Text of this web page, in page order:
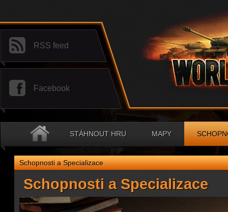
RSS feed
Facebook
STÁHNOUT HRU MAPY
Schopnosti a Specializace
Schopnosti a Specializace